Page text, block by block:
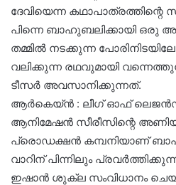
ദേവിയെന്ന
പിന്നെ ബാഹുബലിക്കായി ഒരു
തമ്മിൽ നടക്കുന്ന
വലിക്കുന്ന രഥവുമായി
ടീസർ അവസാനിക്കുന്നത്.
ആർകെയ്‌ൻ : ലീഗ് ഓഫ്
ആനിമേഷൻ സീരീസിന്റെ
പ്രൊഡക്ഷൻ കമ്പനിയാണ്
വാറിന് പിന്നിലും
ഇഷാൻ ശുക്ല സംവിധാനം